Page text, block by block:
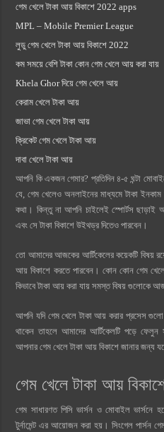
গেম খেলে টাকা আয় বিকাশে 2022 apps
MPL – Mobile Premier League
লুডু গেম খেলে টাকা আয় বিকাশে 2022
কম সময়ে বেশি টাকা কোন গেম খেলে আয় করা যায়
Khela Ghor দিয়ে গেম খেলে আয়
কেরাম খেলে টাকা আয়
জাভা গেম খেলে টাকা আয়
ক্রিকেট গেম খেলে টাকা আয়
দাবা খেলে টাকা আয়
আপনি কি একজন গেমার? প্রতিদিন ৪-৫ ঘন্টা
যে, গেম খেলেও অনলাইনের মাধ্যমে টাকা
কথা। কিন্তু না আপনি চাইলেই স্পোর্টস ছাড়াই
এবং সে টাকা বিকাশে উইথড্র দিতেও পারবেন।
তো আমাদের আজকের আর্টিকেলের কয়েকটি বিষয়
আয় বিকাশে করতে পারবেন। কোন কোন গেম
কিভাবে টাকা আয় করা যায় সমস্ত বিষয় গুলোকে
আপনি যদি গেম খেলে টাকা আয় করার প্রসেস
থাকেন তাহলে আমাদের আর্টিকেলটি পড়ে
আপনার গেম খেলে টাকা আয় বিকাশে জানার জন্য
গেম খেলে টাকা আয়
গেম সাধারণত পিসি ভার্সন ও মোবাইল ভার্সনে
টুর্নামেন্ট এর আয়োজন করা হয়। সিংগেল পার্সন